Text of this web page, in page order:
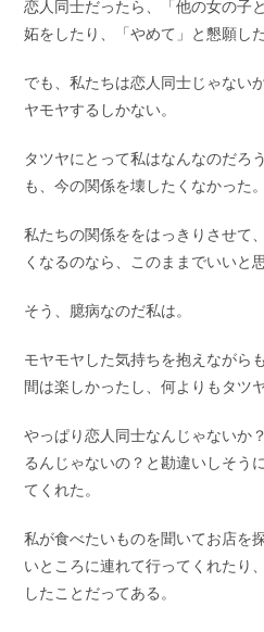
恋人同士だったら、「他の女の子
妬をしたり、「やめて」と懇願し
でも、私たちは恋人同士じゃない
ヤモヤするしかない。
タツヤにとって私はなんなのだろ
も、今の関係を壊したくなかった。
私たちの関係ををはっきりさせて
くなるのなら、このままでいいと
そう、臆病なのだ私は。
モヤモヤした気持ちを抱えながら
間は楽しかったし、何よりもタツ
やっぱり恋人同士なんじゃないか
るんじゃないの？と勘違いしそう
てくれた。
私が食べたいものを聞いてお店を
いところに連れて行ってくれたり
したことだってある。